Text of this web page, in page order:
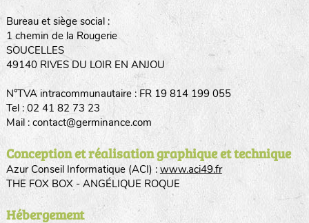
Bureau et siège social :
1 chemin de la Rougerie
SOUCELLES
49140 RIVES DU LOIR EN ANJOU
N°TVA intracommunautaire : FR 19 814 199 055
Tel : 02 41 82 73 23
Mail : contact@germinance.com
Conception et réalisation graphique et technique
Azur Conseil Informatique (ACI) : www.aci49.fr
THE FOX BOX - ANGÉLIQUE ROQUE
Hébergement